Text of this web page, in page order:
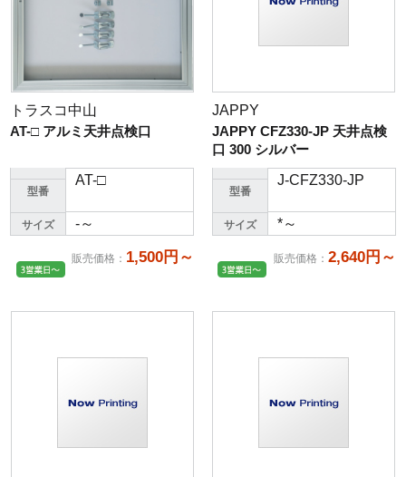
トラスコ中山
AT-□ アルミ天井点検口
型番
AT-□
サイズ -～
販売価格 ： 1,500円～
JAPPY
JAPPY CFZ330-JP 天井点検
口 300 シルバー
型番
J-CFZ330-JP
サイズ *～
販売価格 ： 2,640円～